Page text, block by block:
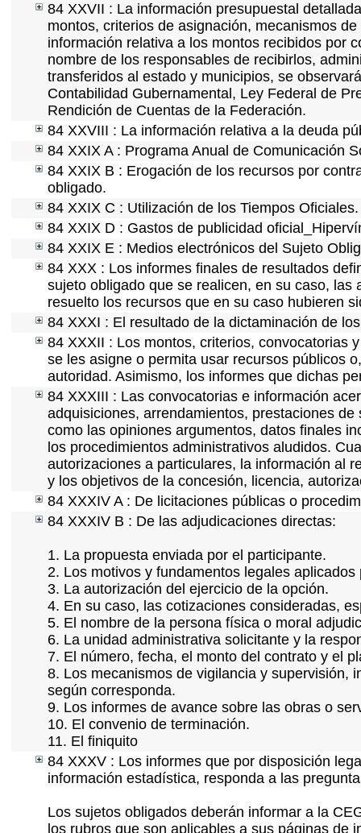
84 XXVII : La información presupuestal
montos, criterios de asignación, mecanismos
información relativa a los montos recibidos por
nombre de los responsables de recibirlos,
transferidos al estado y municipios, se
Contabilidad Gubernamental, Ley Federal de
Rendición de Cuentas de la Federación.
84 XXVIII : La información relativa a la deuda
84 XXIX A : Programa Anual de Comunicación
84 XXIX B : Erogación de los recursos por
obligado.
84 XXIX C : Utilización de los Tiempos Oficiales.
84 XXIX D : Gastos de publicidad
84 XXIX E : Medios electrónicos del Sujeto
84 XXX : Los informes finales de resultados
sujeto obligado que se realicen, en su caso,
resuelto los recursos que en su caso hubieren
84 XXXI : El resultado de la dictaminación de
84 XXXII : Los montos, criterios, convocatorias
se les asigne o permita usar recursos públicos
autoridad. Asimismo, los informes que dichas
84 XXXIII : Las convocatorias e información
adquisiciones, arrendamientos, prestaciones
como las opiniones argumentos, datos finales
los procedimientos administrativos aludidos.
autorizaciones a particulares, la información al
y los objetivos de la concesión, licencia,
84 XXXIV A : De licitaciones públicas o
84 XXXIV B : De las adjudicaciones directas:
1. La propuesta enviada por el participante.
2. Los motivos y fundamentos legales
3. La autorización del ejercicio de la opción.
4. En su caso, las cotizaciones consideradas,
5. El nombre de la persona física o moral
6. La unidad administrativa solicitante y la
7. El número, fecha, el monto del contrato y el
8. Los mecanismos de vigilancia y supervisión,
según corresponda.
9. Los informes de avance sobre las obras o
10. El convenio de terminación.
11. El finiquito
84 XXXV : Los informes que por disposición
información estadística, responda a las
Los sujetos obligados deberán informar a la
los rubros que son aplicables a sus páginas de